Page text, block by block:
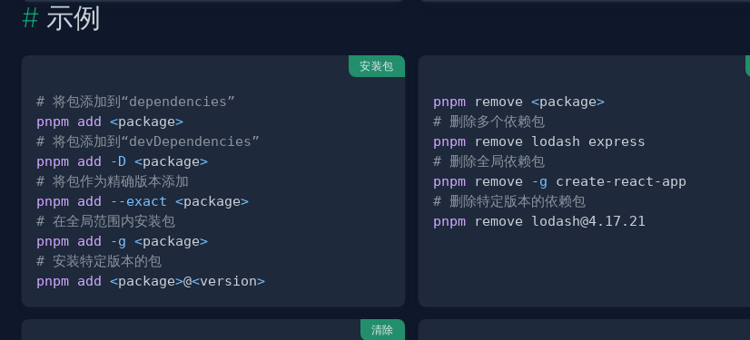
示例
安装包
# 将包添加到“dependencies”
pnpm add <package>
# 将包添加到“devDependencies”
pnpm add -D <package>
# 将包作为精确版本添加
pnpm add --exact <package>
# 在全局范围内安装包
pnpm add -g <package>
# 安装特定版本的包
pnpm add <package>@<version>
pnpm remove <package>
# 删除多个依赖包
pnpm
# 删除全局依赖包
pnpm remove -g
# 删除特定版本的依赖包
pnpm remove lodash@4.17.21
清除